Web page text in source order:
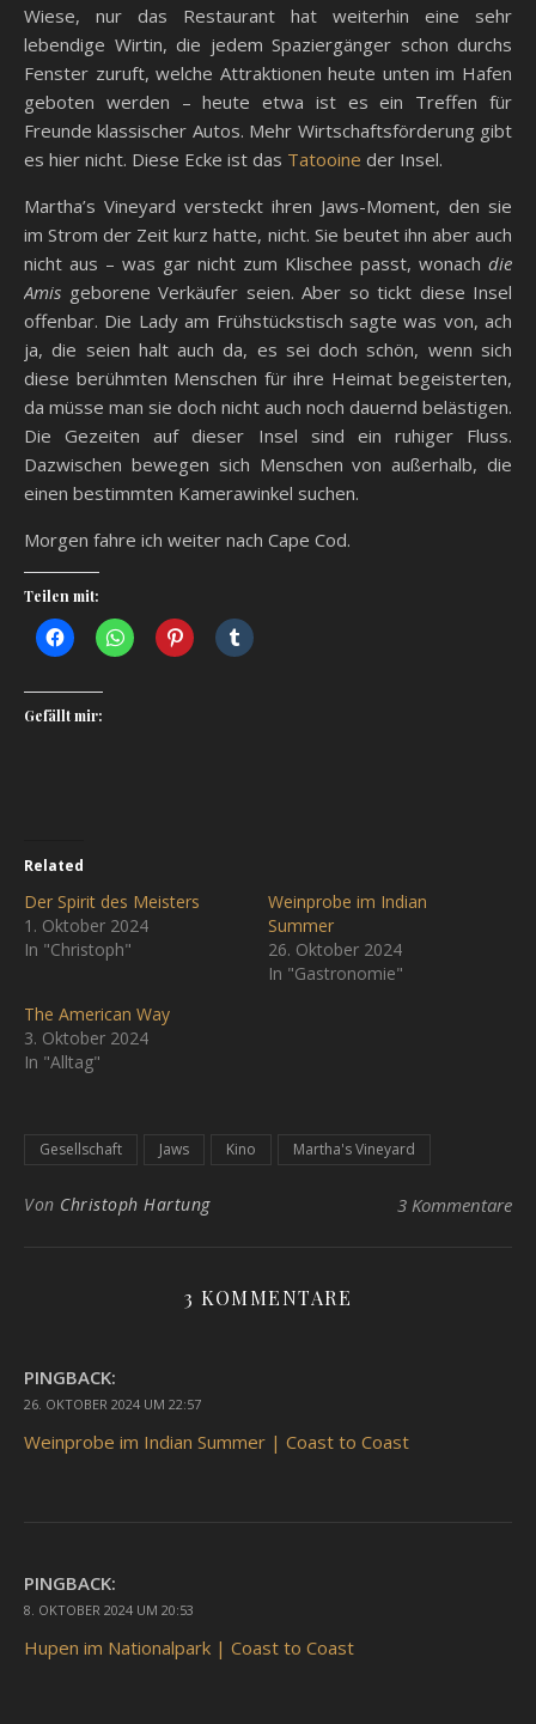
Wiese, nur das Restaurant hat weiterhin eine sehr
lebendige Wirtin, die jedem Spaziergänger schon durchs
Fenster zuruft, welche Attraktionen heute unten im Hafen
geboten werden – heute etwa ist es ein Treffen für
Freunde klassischer Autos. Mehr Wirtschaftsförderung gibt
es hier nicht. Diese Ecke ist das Tatooine der Insel.
Martha’s Vineyard versteckt ihren Jaws-Moment, den sie
im Strom der Zeit kurz hatte, nicht. Sie beutet ihn aber auch
nicht aus – was gar nicht zum Klischee passt, wonach die
Amis geborene Verkäufer seien. Aber so tickt diese Insel
offenbar. Die Lady am Frühstückstisch sagte was von, ach
ja, die seien halt auch da, es sei doch schön, wenn sich
diese berühmten Menschen für ihre Heimat begeisterten,
da müsse man sie doch nicht auch noch dauernd belästigen.
Die Gezeiten auf dieser Insel sind ein ruhiger Fluss.
Dazwischen bewegen sich Menschen von außerhalb, die
einen bestimmten Kamerawinkel suchen.
Morgen fahre ich weiter nach Cape Cod.
Teilen mit:
Gefällt mir:
Related
Der Spirit des Meisters
1. Oktober 2024
In "Christoph"
Weinprobe im Indian
Summer
26. Oktober 2024
In "Gastronomie"
The American Way
3. Oktober 2024
In "Alltag"
Gesellschaft Jaws Kino Martha's Vineyard
Von Christoph Hartung 3 Kommentare
3 KOMMENTARE
PINGBACK:
26. OKTOBER 2024 UM 22:57
Weinprobe im Indian Summer | Coast to Coast
PINGBACK:
8. OKTOBER 2024 UM 20:53
Hupen im Nationalpark | Coast to Coast